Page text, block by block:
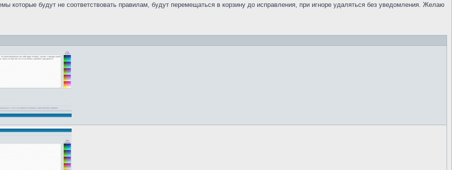
которые будут не соответствовать правилам, будут перемещаться в корзину до исправления, при игноре удаляться без уведомления. Желаю